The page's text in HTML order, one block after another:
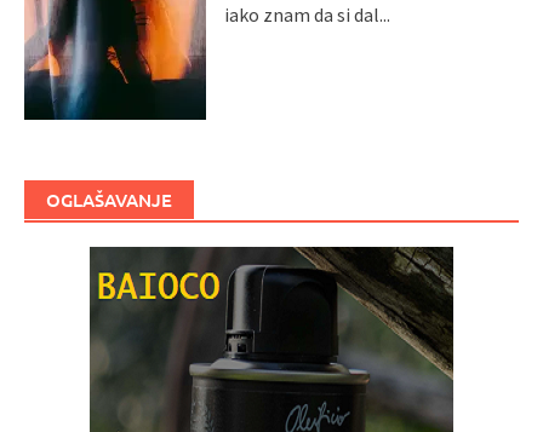
iako znam da si dal...
OGLAŠAVANJE